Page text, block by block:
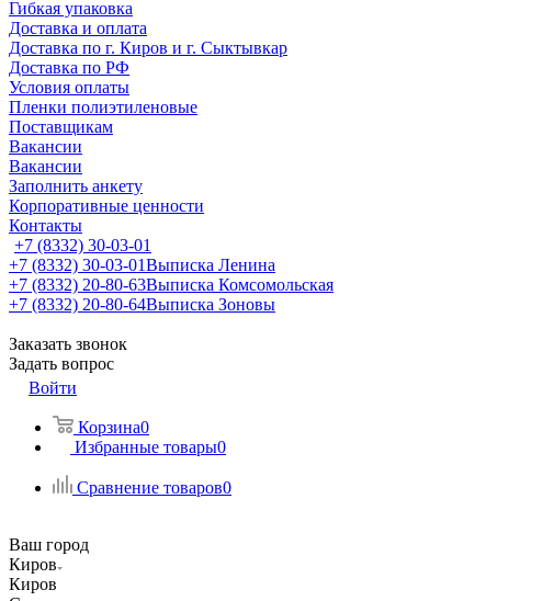
Гибкая упаковка
Доставка и оплата
Доставка по г. Киров и г. Сыктывкар
Доставка по РФ
Условия оплаты
Пленки полиэтиленовые
Поставщикам
Вакансии
Вакансии
Заполнить анкету
Корпоративные ценности
Контакты
+7 (8332) 30-03-01
+7 (8332) 30-03-01Выписка Ленина
+7 (8332) 20-80-63Выписка Комсомольская
+7 (8332) 20-80-64Выписка Зоновы
Заказать звонок
Задать вопрос
Войти
Корзина0
Избранные товары0
Сравнение товаров0
Ваш город
Киров
Киров